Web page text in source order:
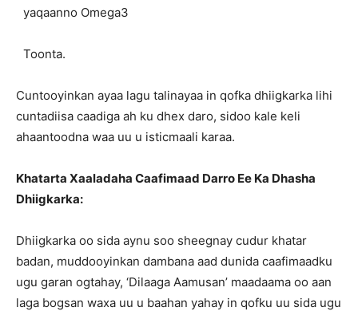
yaqaanno Omega3
Toonta.
Cuntooyinkan ayaa lagu talinayaa in qofka dhiigkarka lihi
cuntadiisa caadiga ah ku dhex daro, sidoo kale keli
ahaantoodna waa uu u isticmaali karaa.
Khatarta Xaaladaha Caafimaad Darro Ee Ka Dhasha
Dhiigkarka:
Dhiigkarka oo sida aynu soo sheegnay cudur khatar
badan, muddooyinkan dambana aad dunida caafimaadku
ugu garan ogtahay, ‘Dilaaga Aamusan’ maadaama oo aan
laga bogsan waxa uu u baahan yahay in qofku uu sida ugu